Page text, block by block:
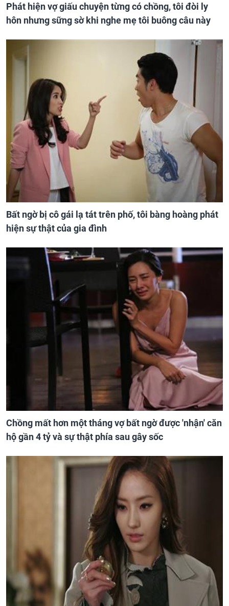
Phát hiện vợ giấu chuyện từng có chồng, tôi đòi ly
hôn nhưng sững sờ khi nghe mẹ tôi buông câu này
Bất ngờ bị cô gái lạ tát trên phố, tôi bàng hoàng phát
hiện sự thật của gia đình
Chồng mất hơn một tháng vợ bất ngờ được 'nhận' căn
hộ gần 4 tỷ và sự thật phía sau gây sốc